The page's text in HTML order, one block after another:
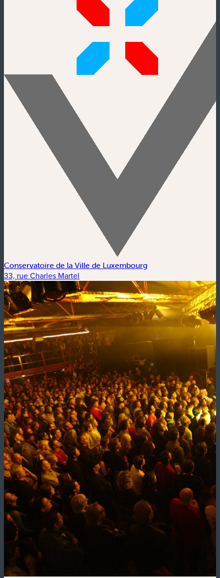
Conservatoire de la Ville de Luxembourg
33, rue Charles Martel